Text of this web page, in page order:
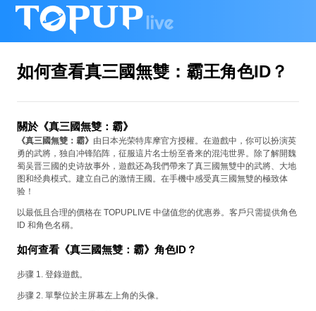
如何查看真三國無雙：霸王角色ID？
關於《真三國無雙：霸》
《真三國無雙：霸》 由日本光荣特库摩官方授權。在遊戲中，你可以扮演英
勇的武將，独自冲锋陷阵，征服這片名士纷至沓来的混沌世界。除了解開魏
蜀吴晋三國的史诗故事外，遊戲还為我們帶来了真三國無雙中的武將、大地
图和经典模式。建立自己的激情王國。在手機中感受真三國無雙的極致体
验！
以最低且合理的價格在 TOPUPLIVE 中儲值您的优惠券。客戶只需提供角色
ID 和角色名稱。
如何查看《真三國無雙：霸》角色ID？
步骤 1. 登錄遊戲。
步骤 2. 單擊位於主屏幕左上角的头像。